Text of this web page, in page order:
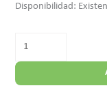
Disponibilidad: